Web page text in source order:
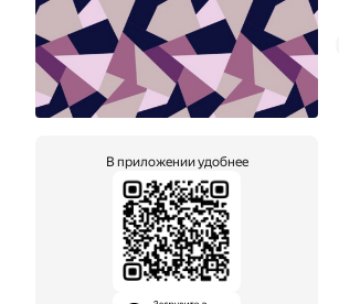
В приложении удобнее